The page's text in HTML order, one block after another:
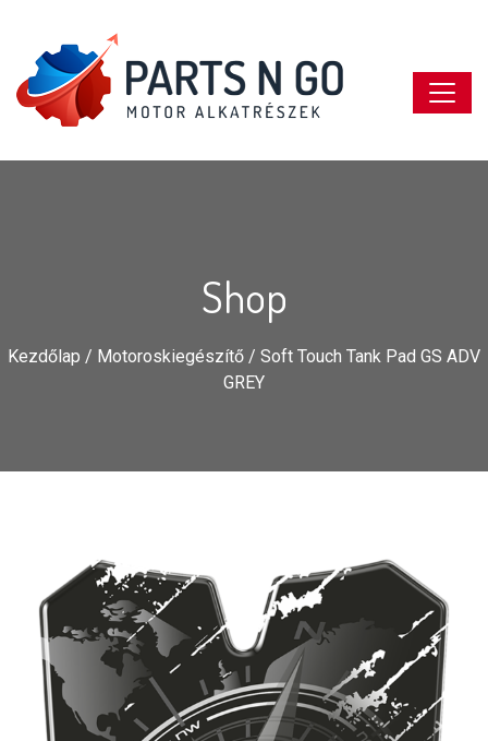
Shop
Kezdőlap / Motoroskiegészítő / Soft Touch Tank Pad GS ADV
GREY